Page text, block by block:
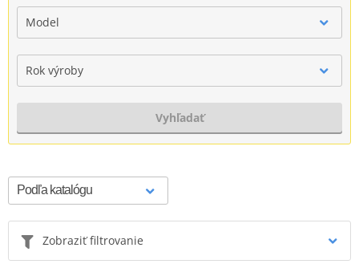
Model
Rok výroby
Vyhľadať
Zobraziť filtrovanie